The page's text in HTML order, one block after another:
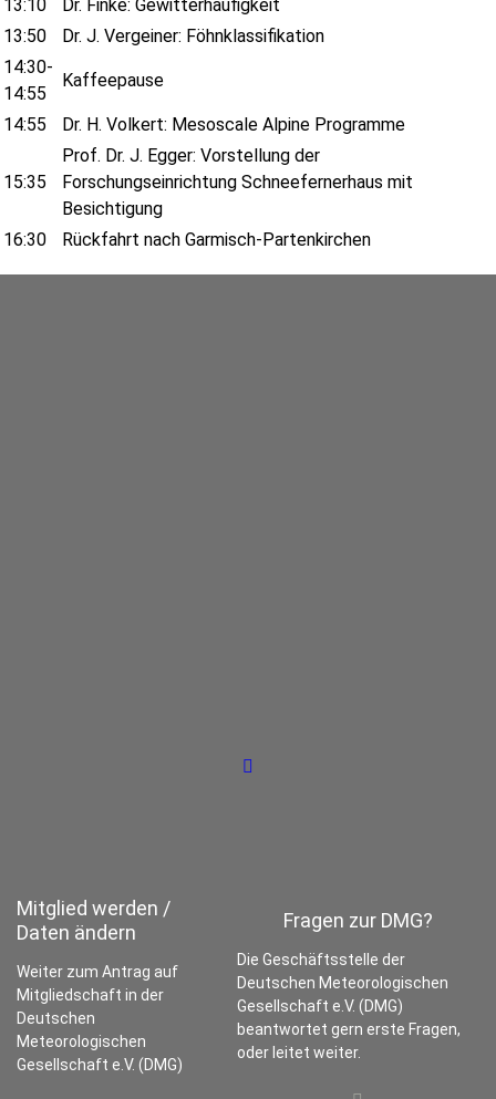
13:10
Dr. Finke: Gewitterhäufigkeit
13:50
Dr. J. Vergeiner: Föhnklassifikation
14:30-
14:55
Kaffeepause
14:55 Dr. H. Volkert: Mesoscale Alpine Programme
15:35
Prof. Dr. J. Egger: Vorstellung der
Forschungseinrichtung Schneefernerhaus mit
Besichtigung
16:30
Rückfahrt nach Garmisch-Partenkirchen
Mitglied werden /
Daten ändern
Weiter zum Antrag auf
Mitgliedschaft in der
Deutschen
Meteorologischen
Gesellschaft e.V. (DMG)
Fragen zur DMG?
Die Geschäftsstelle der
Deutschen Meteorologischen
Gesellschaft e.V. (DMG)
beantwortet gern erste Fragen,
oder leitet weiter.